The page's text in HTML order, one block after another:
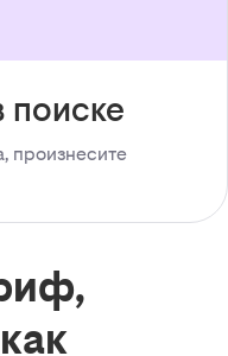
поиске
произнесите